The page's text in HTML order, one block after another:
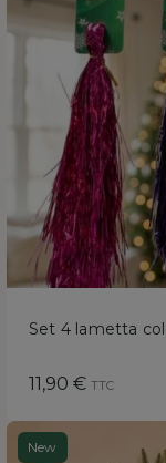
Set 4 lametta
Prix
11,90 € TTC
New